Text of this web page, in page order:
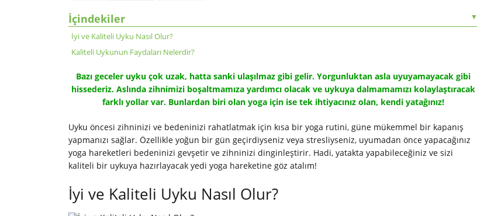
İçindekiler ▼
İyi ve Kaliteli Uyku Nasıl Olur?
Kaliteli Uykunun Faydaları Nelerdir?
Bazı geceler uyku çok uzak, hatta sanki ulaşılmaz gibi gelir. Yorgunluktan asla uyuyamayacak gibi
hissederiz. Aslında zihnimizi boşaltmamıza yardımcı olacak ve uykuya dalmamamızı kolaylaştıracak
farklı yollar var. Bunlardan biri olan yoga için ise tek ihtiyacınız olan, kendi yatağınız!
Uyku öncesi zihninizi ve bedeninizi rahatlatmak için kısa bir yoga rutini, güne mükemmel bir kapanış
yapmanızı sağlar. Özellikle yoğun bir gün geçirdiyseniz veya stresliyseniz, uyumadan önce yapacağınız
yoga hareketleri bedeninizi gevşetir ve zihninizi dinginleştirir. Hadi, yatakta yapabileceğiniz ve sizi
kaliteli bir uykuya hazırlayacak yedi yoga hareketine göz atalım!
İyi ve Kaliteli Uyku Nasıl Olur?